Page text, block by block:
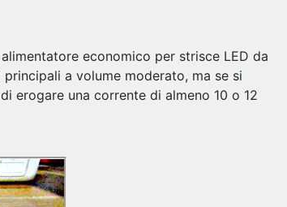
economico per strisce LED da
a volume moderato, ma se si
erogare una corrente di almeno 10 o 12